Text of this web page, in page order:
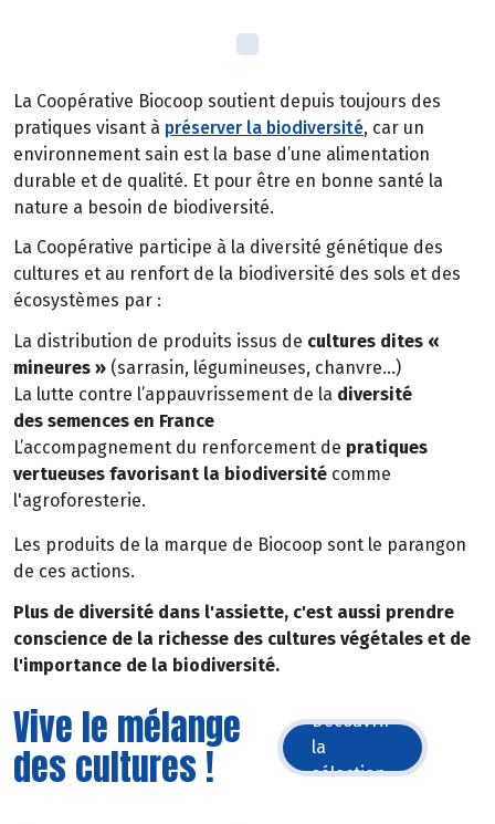
La Coopérative Biocoop soutient depuis toujours des
pratiques visant à préserver la biodiversité, car un
environnement sain est la base d’une alimentation
durable et de qualité. Et pour être en bonne santé la
nature a besoin de biodiversité.
La Coopérative participe à la diversité génétique des
cultures et au renfort de la biodiversité des sols et des
écosystèmes par :
La distribution de produits issus de cultures dites «
mineures » (sarrasin, légumineuses, chanvre…)
La lutte contre l’appauvrissement de la diversité
des semences en France
L’accompagnement du renforcement de pratiques
vertueuses favorisant la biodiversité comme
l'agroforesterie.
Les produits de la marque de Biocoop sont le parangon
de ces actions.
Plus de diversité dans l'assiette, c'est aussi prendre
conscience de la richesse des cultures végétales et de
l'importance de la biodiversité.
Vive le mélange
des cultures !
Découvrir
la
sélection